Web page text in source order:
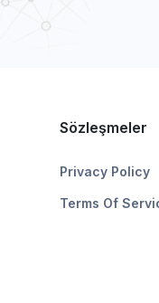
Sözleşmeler
Privacy Policy
Terms Of